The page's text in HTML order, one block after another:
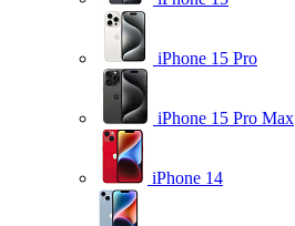
iPhone 15 Pro
iPhone 15 Pro Max
iPhone 14